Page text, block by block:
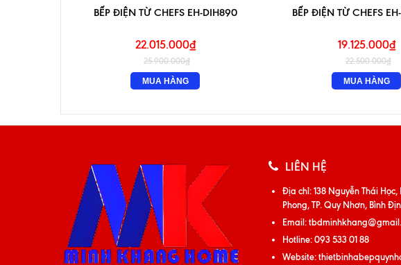
BẾP ĐIỆN TỪ CHEFS EH-DIH890
22.015.000₫
25.900.000₫
MUA HÀNG
BẾP ĐIỆN TỪ CHEFS
19.125.000₫
22.500.000₫
MUA HÀNG
LIÊN HỆ
Địa chỉ:138 Nguyễn Thái Học,
Phong, TP. Quy Nhơn, Bình
Email:
Hotline:093 533 01 88
Website: